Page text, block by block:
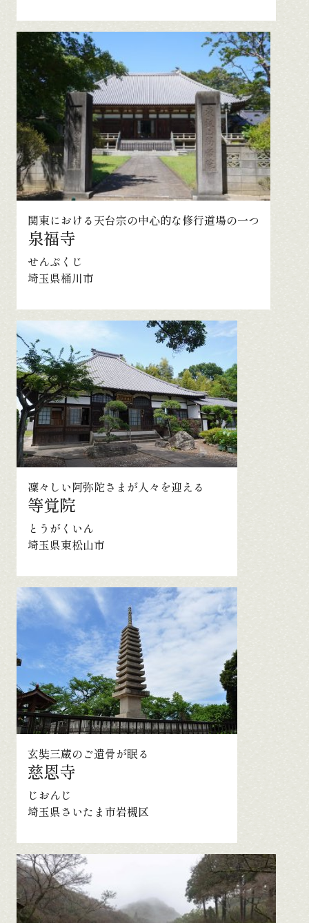
関東における天台宗の中心的な修行道場の一つ
泉福寺
せんぷくじ
埼玉県桶川市
凜々しい阿弥陀さまが人々を迎える
等覚院
とうがくいん
埼玉県東松山市
玄奘三蔵のご遺骨が眠る
慈恩寺
じおんじ
埼玉県さいたま市岩槻区